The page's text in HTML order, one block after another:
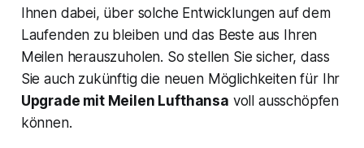
Ihnen dabei, über solche Entwicklungen auf dem
Laufenden zu bleiben und das Beste aus Ihren
Meilen herauszuholen. So stellen Sie sicher, dass
Sie auch zukünftig die neuen Möglichkeiten für Ihr
Upgrade mit Meilen Lufthansa voll ausschöpfen
können.